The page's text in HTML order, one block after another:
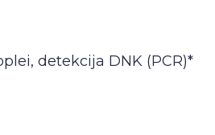
detekcija DNK (PCR)*